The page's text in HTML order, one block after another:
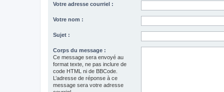
Votre adresse courriel :
Votre nom :
Sujet :
Corps du message :
Ce message sera envoyé au
format texte, ne pas inclure de
code HTML ni de BBCode.
L’adresse de réponse à ce
message sera votre adresse